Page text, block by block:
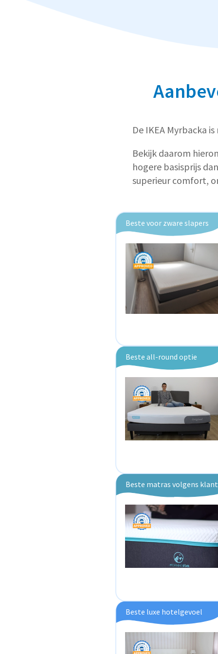
De IKEA Myrbacka
Bekijk daarom
hogere basisprijs
superieur comfort,
Beste voor zware slapers
Beste all-round optie
Beste matras volgens
Beste luxe hotelgevoel